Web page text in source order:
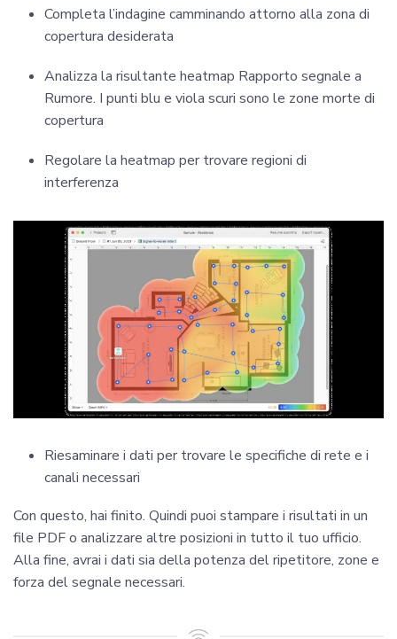
Completa l’indagine camminando attorno alla zona di
copertura desiderata
Analizza la risultante heatmap Rapporto segnale a
Rumore. I punti blu e viola scuri sono le zone morte di
copertura
Regolare la heatmap per trovare regioni di
interferenza
Riesaminare i dati per trovare le specifiche di rete e i
canali necessari
Con questo, hai finito. Quindi puoi stampare i risultati in un
file PDF o analizzare altre posizioni in tutto il tuo ufficio.
Alla fine, avrai i dati sia della potenza del ripetitore, zone e
forza del segnale necessari.